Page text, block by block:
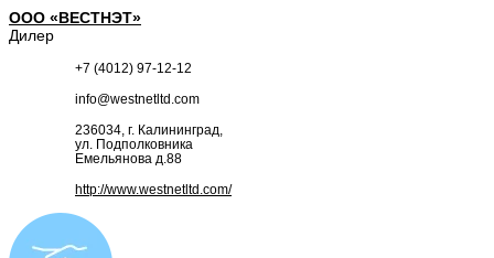
ООО «ВЕСТНЭТ»
Дилер
+7 (4012) 97-12-12
info@westnetltd.com
236034, г. Калининград,
ул. Подполковника
Емельянова д.88
http://www.westnetltd.com/